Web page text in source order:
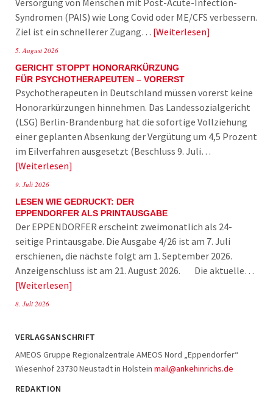
Versorgung von Menschen mit Post-Acute-Infection-
Syndromen (PAIS) wie Long Covid oder ME/CFS verbessern.
Ziel ist ein schnellerer Zugang… Weiterlesen
5. August 2026
GERICHT STOPPT HONORARKÜRZUNG
FÜR PSYCHOTHERAPEUTEN – VORERST
Psychotherapeuten in Deutschland müssen vorerst keine
Honorarkürzungen hinnehmen. Das Landessozialgericht
(LSG) Berlin-Brandenburg hat die sofortige Vollziehung
einer geplanten Absenkung der Vergütung um 4,5 Prozent
im Eilverfahren ausgesetzt (Beschluss 9. Juli…
Weiterlesen
9. Juli 2026
LESEN WIE GEDRUCKT: DER
EPPENDORFER ALS PRINTAUSGABE
Der EPPENDORFER erscheint zweimonatlich als 24-
seitige Printausgabe. Die Ausgabe 4/26 ist am 7. Juli
erschienen, die nächste folgt am 1. September 2026.
Anzeigenschluss ist am 21. August 2026. Die aktuelle…
Weiterlesen
8. Juli 2026
VERLAGSANSCHRIFT
AMEOS Gruppe Regionalzentrale AMEOS Nord „Eppendorfer“
Wiesenhof 23730 Neustadt in Holstein mail@ankehinrichs.de
REDAKTION